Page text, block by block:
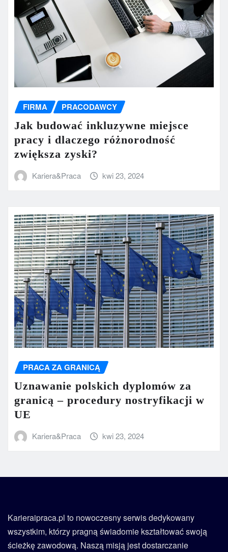
FIRMA PRACODAWCY
Jak budować inkluzywne miejsce
pracy i dlaczego różnorodność
zwiększa zyski?
Kariera&Praca kwi 23, 2024
PRACA ZA GRANICĄ
Uznawanie polskich dyplomów za
granicą – procedury nostryfikacji w
UE
Kariera&Praca kwi 23, 2024
Karieraipraca.pl to nowoczesny serwis dedykowany
wszystkim, którzy pragną świadomie kształtować swoją
ścieżkę zawodową. Naszą misją jest dostarczanie